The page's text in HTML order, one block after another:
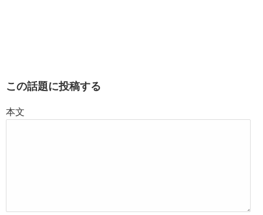
この話題に投稿する
本文